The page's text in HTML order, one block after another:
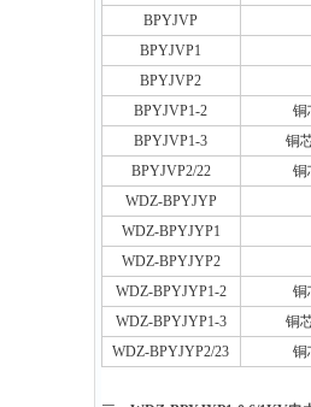
BPYJVP
BPYJVP1
BPYJVP2
BPYJVP1-2
铜
BPYJVP1-3
铜
BPYJVP2/22
铜
WDZ-BPYJYP
WDZ-BPYJYP1
WDZ-BPYJYP2
WDZ-BPYJYP1-2
铜
WDZ-BPYJYP1-3
铜
WDZ-BPYJYP2/23
铜